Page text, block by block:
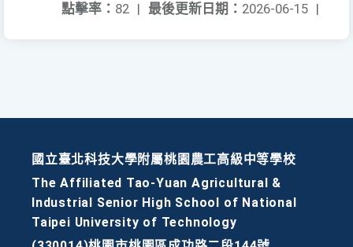
最後更新日期： 2026-06-15 |
點擊率： 82 |
國立臺北科技大學附屬桃園農工高級中等學校
The Affiliated Tao-Yuan Agricultural &
Industrial Senior High School of National
Taipei University of Technology